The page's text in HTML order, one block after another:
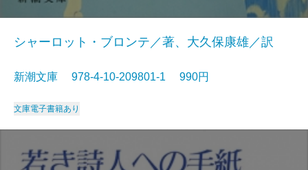
シャーロット・ブロンテ／著、大久保康雄／訳
新潮文庫 978-4-10-209801-1 990円
文庫電子書籍あり